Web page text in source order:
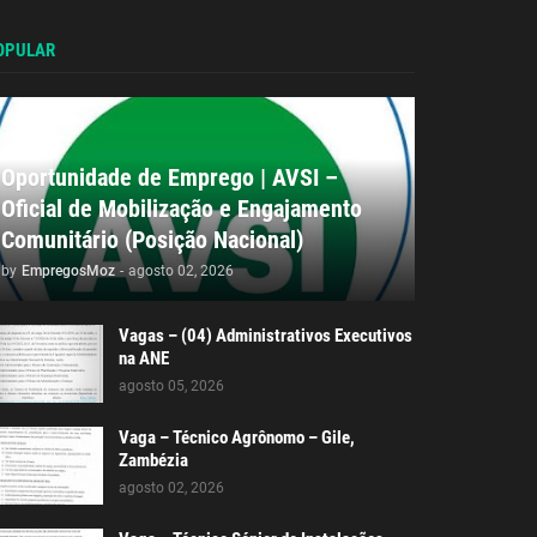
Oportunidade de Emprego | AVSI –
Oficial de Mobilização e Engajamento
Comunitário (Posição Nacional)
by EmpregosMoz - agosto 02, 2026
Vagas – (04) Administrativos Executivos
na ANE
agosto 05, 2026
Vaga – Técnico Agrônomo – Gile,
Zambézia
agosto 02, 2026